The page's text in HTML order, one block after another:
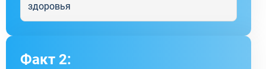
здоровья
Факт 2: